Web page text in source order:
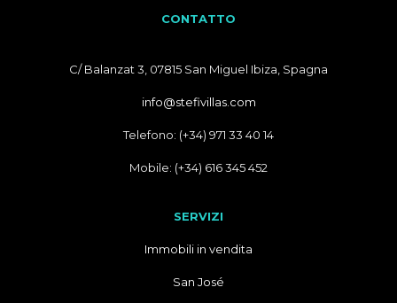
CONTATTO
C/ Balanzat 3, 07815 San Miguel Ibiza, Spagna
info@stefivillas.com
Telefono: (+34) 971 33 40 14
Mobile: (+34) 616 345 452
SERVIZI
Immobili in vendita
San José